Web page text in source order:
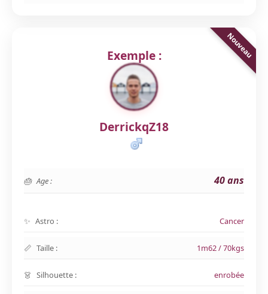
Exemple :
DerrickqZ18
Age : 40 ans
Astro : Cancer
Taille : 1m62 / 70kgs
Silhouette : enrobée